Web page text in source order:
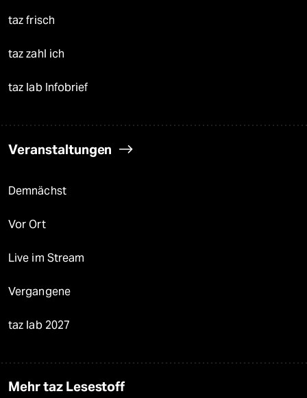
taz frisch
taz zahl ich
taz lab Infobrief
Veranstaltungen
Demnächst
Vor Ort
Live im Stream
Vergangene
taz lab 2027
Mehr taz Lesestoff